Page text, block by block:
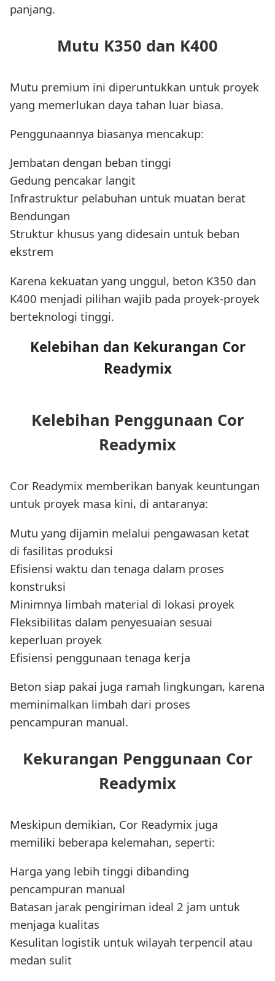
panjang.
Mutu K350 dan K400
Mutu premium ini diperuntukkan untuk proyek
yang memerlukan daya tahan luar biasa.
Penggunaannya biasanya mencakup:
Jembatan dengan beban tinggi
Gedung pencakar langit
Infrastruktur pelabuhan untuk muatan berat
Bendungan
Struktur khusus yang didesain untuk beban
ekstrem
Karena kekuatan yang unggul, beton K350 dan
K400 menjadi pilihan wajib pada proyek-proyek
berteknologi tinggi.
Kelebihan dan Kekurangan Cor
Readymix
Kelebihan Penggunaan Cor
Readymix
Cor Readymix memberikan banyak keuntungan
untuk proyek masa kini, di antaranya:
Mutu yang dijamin melalui pengawasan ketat
di fasilitas produksi
Efisiensi waktu dan tenaga dalam proses
konstruksi
Minimnya limbah material di lokasi proyek
Fleksibilitas dalam penyesuaian sesuai
keperluan proyek
Efisiensi penggunaan tenaga kerja
Beton siap pakai juga ramah lingkungan, karena
meminimalkan limbah dari proses
pencampuran manual.
Kekurangan Penggunaan Cor
Readymix
Meskipun demikian, Cor Readymix juga
memiliki beberapa kelemahan, seperti:
Harga yang lebih tinggi dibanding
pencampuran manual
Batasan jarak pengiriman ideal 2 jam untuk
menjaga kualitas
Kesulitan logistik untuk wilayah terpencil atau
medan sulit